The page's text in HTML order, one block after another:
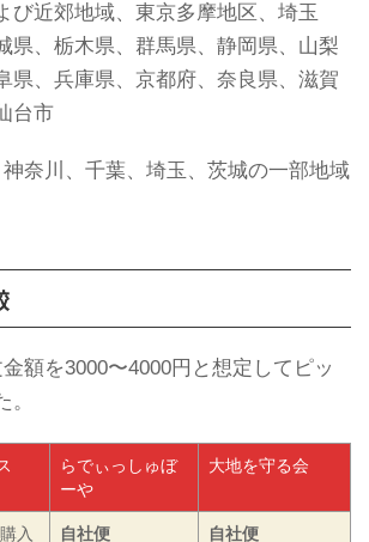
び近郊地域、東京多摩地区、埼玉
県、栃木県、群馬県、静岡県、山梨
県、兵庫県、京都府、奈良県、滋賀
台市
奈川、千葉、埼玉、茨城の一部地域
額を3000〜4000円と想定してピッ
らでぃっしゅぼ
ーや
大地を守る会
入 自社便 自社便